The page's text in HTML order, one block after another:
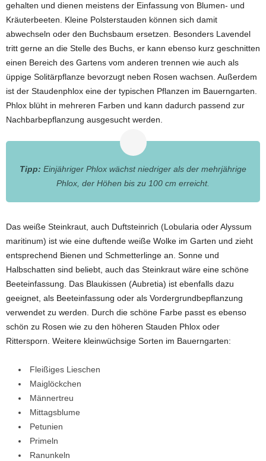
gehalten und dienen meistens der Einfassung von Blumen- und
Kräuterbeeten. Kleine Polsterstauden können sich damit
abwechseln oder den Buchsbaum ersetzen. Besonders Lavendel
tritt gerne an die Stelle des Buchs, er kann ebenso kurz geschnitten
einen Bereich des Gartens vom anderen trennen wie auch als
üppige Solitärpflanze bevorzugt neben Rosen wachsen. Außerdem
ist der Staudenphlox eine der typischen Pflanzen im Bauerngarten.
Phlox blüht in mehreren Farben und kann dadurch passend zur
Nachbarbepflanzung ausgesucht werden.
Tipp: Einjähriger Phlox wächst niedriger als der mehrjährige
Phlox, der Höhen bis zu 100 cm erreicht.
Das weiße Steinkraut, auch Duftsteinrich (Lobularia oder Alyssum
maritinum) ist wie eine duftende weiße Wolke im Garten und zieht
entsprechend Bienen und Schmetterlinge an. Sonne und
Halbschatten sind beliebt, auch das Steinkraut wäre eine schöne
Beeteinfassung. Das Blaukissen (Aubretia) ist ebenfalls dazu
geeignet, als Beeteinfassung oder als Vordergrundbepflanzung
verwendet zu werden. Durch die schöne Farbe passt es ebenso
schön zu Rosen wie zu den höheren Stauden Phlox oder
Rittersporn. Weitere kleinwüchsige Sorten im Bauerngarten:
Fleißiges Lieschen
Maiglöckchen
Männertreu
Mittagsblume
Petunien
Primeln
Ranunkeln